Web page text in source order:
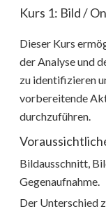
Kurs 1: Bild /
Dieser Kurs
der Analyse und
zu identifizieren
vorbereitende
durchzuführen.
Bildausschnitt,
Gegenaufnahme.
Der Unterschied